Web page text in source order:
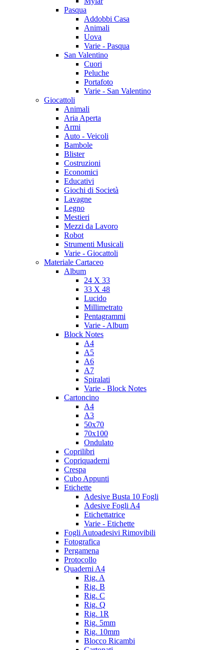
Pasqua
Addobbi Casa
Animali
Uova
Varie - Pasqua
San Valentino
Cuori
Peluche
Portafoto
Varie - San Valentino
Giocattoli
Animali
Aria Aperta
Armi
Auto - Veicoli
Bambole
Blister
Costruzioni
Economici
Educativi
Giochi di Società
Lavagne
Legno
Mestieri
Mezzi da Lavoro
Robot
Strumenti Musicali
Varie - Giocattoli
Materiale Cartaceo
Album
24 X 33
33 X 48
Lucido
Millimetrato
Pentagrammi
Varie - Album
Block Notes
A4
A5
A6
A7
Spiralati
Varie - Block Notes
Cartoncino
A4
A3
50x70
70x100
Ondulato
Coprilibri
Copriquaderni
Crespa
Cubo Appunti
Etichette
Adesive Busta 10 Fogli
Adesive Fogli A4
Etichettatrice
Varie - Etichette
Fogli Autoadesivi Rimovibili
Fotografica
Pergamena
Protocollo
Quaderni A4
Rig. A
Rig. B
Rig. C
Rig. Q
Rig. 1R
Rig. 5mm
Rig. 10mm
Blocco Ricambi